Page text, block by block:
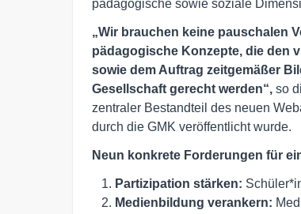
pädagogische sowie soziale
„Wir brauchen keine pauschalen
pädagogische Konzepte, die den
sowie dem Auftrag zeitgemäßer
Gesellschaft gerecht werden“, so
zentraler Bestandteil des neuen
durch die GMK veröffentlicht wurde.
Neun konkrete Forderungen für
Partizipation stärken:
Medienbildung verankern: